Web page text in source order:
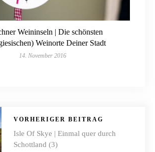
Weininseln | Die schönsten
Weinorte Deiner Stadt
14. November 2016
VORHERIGER BEITRAG
Isle Of Skye | Einmal quer durch
Schottland (3)